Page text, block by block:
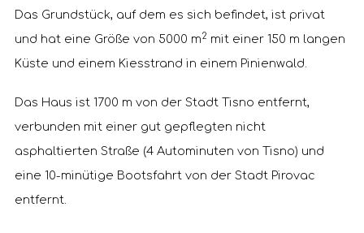
Das Grundstück, auf dem es sich befindet, ist privat
und hat eine Größe von 5000 m2 mit einer 150 m langen
Küste und einem Kiesstrand in einem Pinienwald.
Das Haus ist 1700 m von der Stadt Tisno entfernt,
verbunden mit einer gut gepflegten nicht
asphaltierten Straße (4 Autominuten von Tisno) und
eine 10-minütige Bootsfahrt von der Stadt Pirovac
entfernt.